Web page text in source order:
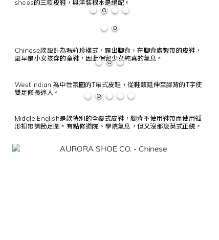
shoes的三款皮鞋，與洋裝根本是絕配。
Chinese款設計為瑪莉珍樣式，露出腳背，在腳背處繫帶的皮鞋，
最早是小女孩穿的童鞋，因此保留少女純真的氣息。
West Indian 為中性氛圍的T帶式皮鞋，從鞋頭延伸至腳背的T字使
雙足修長迷人。
Middle English是款特別的全覆式皮鞋，腳背不使用鞋帶而使用弧
形扣帶調節足圍。有點修道院、學院氣息，但又沒那麼英式正統。